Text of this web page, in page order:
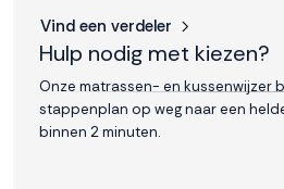
Vind een verdeler
Hulp nodig met kiezen?
Onze matrassen- en kussenwijzer
stappenplan op weg naar een
binnen 2 minuten.